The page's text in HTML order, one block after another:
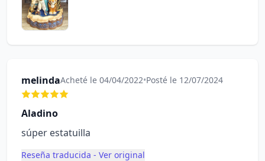
melindaAcheté le 04/04/2022•Posté le 12/07/2024
Aladino
súper estatuilla
Reseña traducida - Ver original